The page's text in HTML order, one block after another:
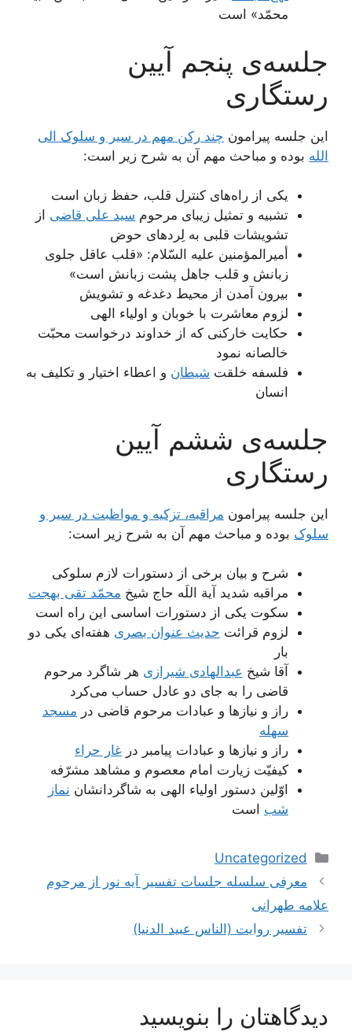
محمّد» است
جلسه‌ی پنجم آیین
رستگاری
این جلسه پیرامون چند رکن مهم در سیر و سلوک الی
الله بوده و مباحث مهم آن به شرح زیر است:
یکی از راه‌های کنترل قلب، حفظ زبان است
تشبیه و تمثیل زیبای مرحوم سید علی قاضی از
تشویشات قلبی به لِردهای حوض
أمیرالمؤمنین علیه السّلام: «قلب عاقل جلوی
زبانش و قلب جاهل پشت زبانش است»
بیرون آمدن از محیط دغدغه و تشویش
لزوم معاشرت با خوبان و اولیاء الهی
حکایت خارکنی که از خداوند درخواست محبّت
خالصانه نمود
فلسفه خلقت شیطان و اعطاء اختیار و تکلیف به
انسان
جلسه‌ی ششم آیین
رستگاری
این جلسه پیرامون مراقبه، تزکیه و مواظبت در سیر و
سلوک بوده و مباحث مهم آن به شرح زیر است:
شرح و بیان برخی از دستورات لازم سلوکی
مراقبه شدید آیة اللَه حاج شیخ محمّد تقی بهجت
سکوت یکی از دستورات اساسی این راه است
لزوم قرائت حدیث عنوان بصری هفته‌ای یکی دو
بار
آقا شیخ عبدالهادی شیرازی هر شاگرد مرحوم
قاضی را به جای دو عادل حساب می‌کرد
راز و نیاز‌ها و عبادات مرحوم قاضی در مسجد
سهله
راز و نیاز‌ها و عبادات پیامبر در غار حراء
کیفیّت زیارت امام معصوم و مشاهد مشرّفه
اوّلین دستور اولیاء الهی به شاگردانشان نماز
شب است
دسته‌ها
Uncategorized
ناوبری
نوشته‌ها
معرفی سلسله جلسات تفسیر آیه نور از مرحوم
علامه طهرانی
تفسير روايت (الناس عبيد الدنيا)
دیدگاهتان را بنویسید